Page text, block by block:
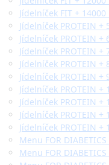
Jídelníček FIT +
Jídelníček PROTEIN
Jídelníček PROTEIN
Jídelníček PROTEIN
Jídelníček PROTEIN
Jídelníček PROTEIN
Jídelníček PROTEIN
Jídelníček PROTEIN
Jídelníček PROTEIN
Jídelníček PROTEIN
Menu FOR
Menu FOR